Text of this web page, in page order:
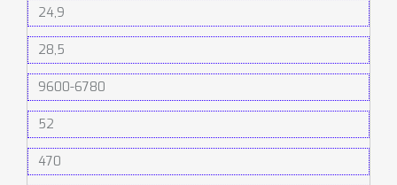
24,9
28,5
9600-6780
52
470